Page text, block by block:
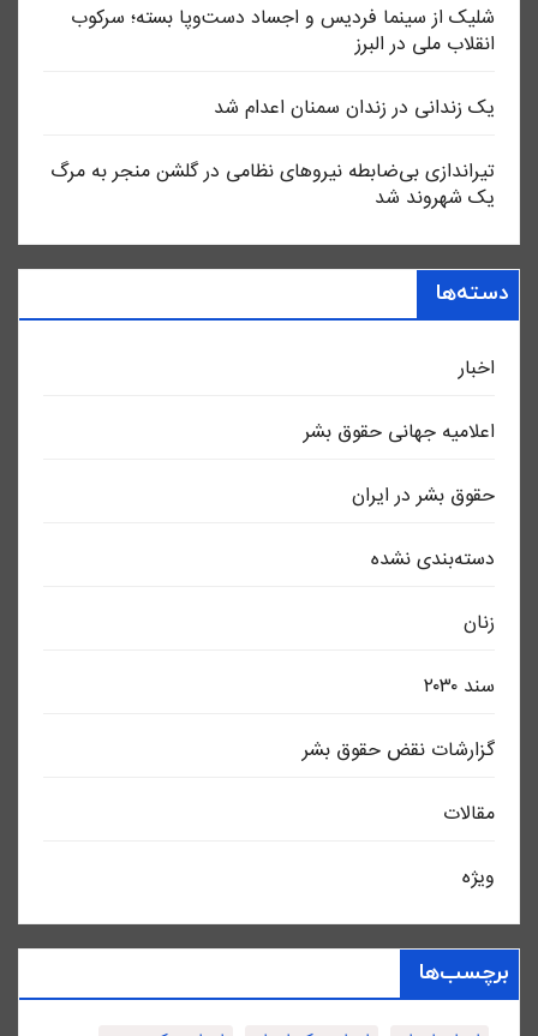
شلیک از سینما فردیس و اجساد دست‌وپا بسته؛ سرکوب
انقلاب ملی در البرز
یک زندانی در زندان سمنان اعدام شد
تیراندازی بی‌ضابطه نیروهای نظامی در گلشن منجر به مرگ
یک شهروند شد
دسته‌ها
اخبار
اعلاميه جهانی حقوق بشر
حقوق بشر در ایران
دسته‌بندی نشده
زنان
سند ٢٠٣٠
گزارشات نقض حقوق بشر
مقالات
ویژه
برچسب‌ها